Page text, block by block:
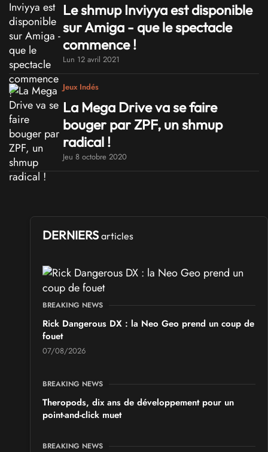
Le shmup Inviyya est disponible
sur Amiga - que le spectacle
commence !
Lun 12 avril 2021
Jeux Indés
La Mega Drive va se faire
bouger par ZPF, un shmup
radical !
Jeu 8 octobre 2020
DERNIERS articles
BREAKING NEWS
Rick Dangerous DX : la Neo Geo prend un coup de
fouet
07/08/2026
BREAKING NEWS
Theropods, dix ans de développement pour un
point-and-click muet
BREAKING NEWS